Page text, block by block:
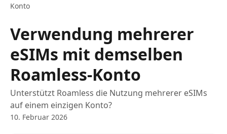
Konto
Verwendung mehrerer
eSIMs mit demselben
Roamless-Konto
Unterstützt Roamless die Nutzung mehrerer eSIMs
auf einem einzigen Konto?
10. Februar 2026